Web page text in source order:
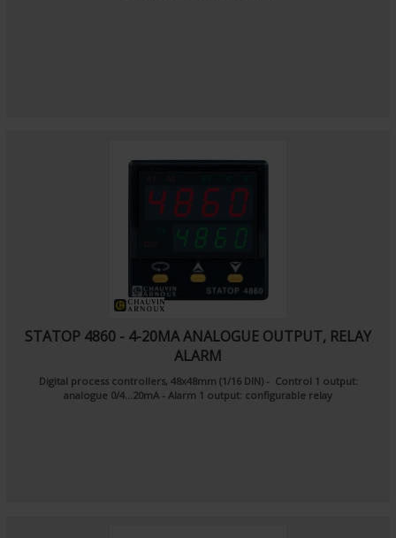
STATOP 4860 - 4-20MA ANALOGUE OUTPUT, RELAY
ALARM
Digital process controllers, 48x48mm (1/16 DIN) - Control 1 output:
analogue 0/4...20mA - Alarm 1 output: configurable relay